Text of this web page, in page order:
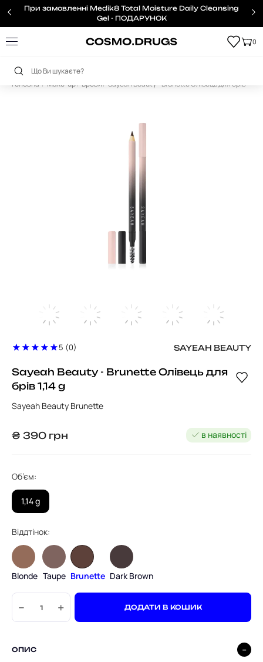
При замовленні Medik8 Total Moisture Daily Cleansing
Gel - ПОДАРУНОК
0
Головна Make-up Брови Sayeah Beauty - Brunette Олівець для брів
5 (0) SAYEAH BEAUTY
Sayeah Beauty - Brunette Олівець для
брів 1,14 g
Sayeah Beauty Brunette
₴ 390 грн в наявності
Об’єм:
1,14 g
Віддтінок:
Blonde Taupe Brunette Dark Brown
− + ДОДАТИ В КОШИК
ОПИС